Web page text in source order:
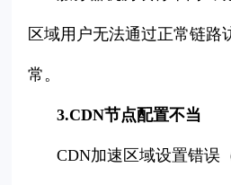
区域用户无法通过正常链路
常。
3.CDN节点配置不当
CDN加速区域设置错误